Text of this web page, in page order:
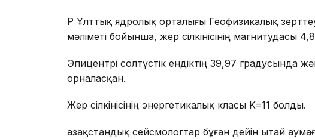
ҚР Ұлттық ядролық орталығы Геофизикалық
мәліметі бойынша, жер сілкінісінің магнитудасы
Эпицентрі солтүстік ендіктің 39,97
орналасқан.
Жер сілкінісінің энергетикалық класы K=11 болды.
Қазақстандық сейсмологтар бұған дейін Қытай